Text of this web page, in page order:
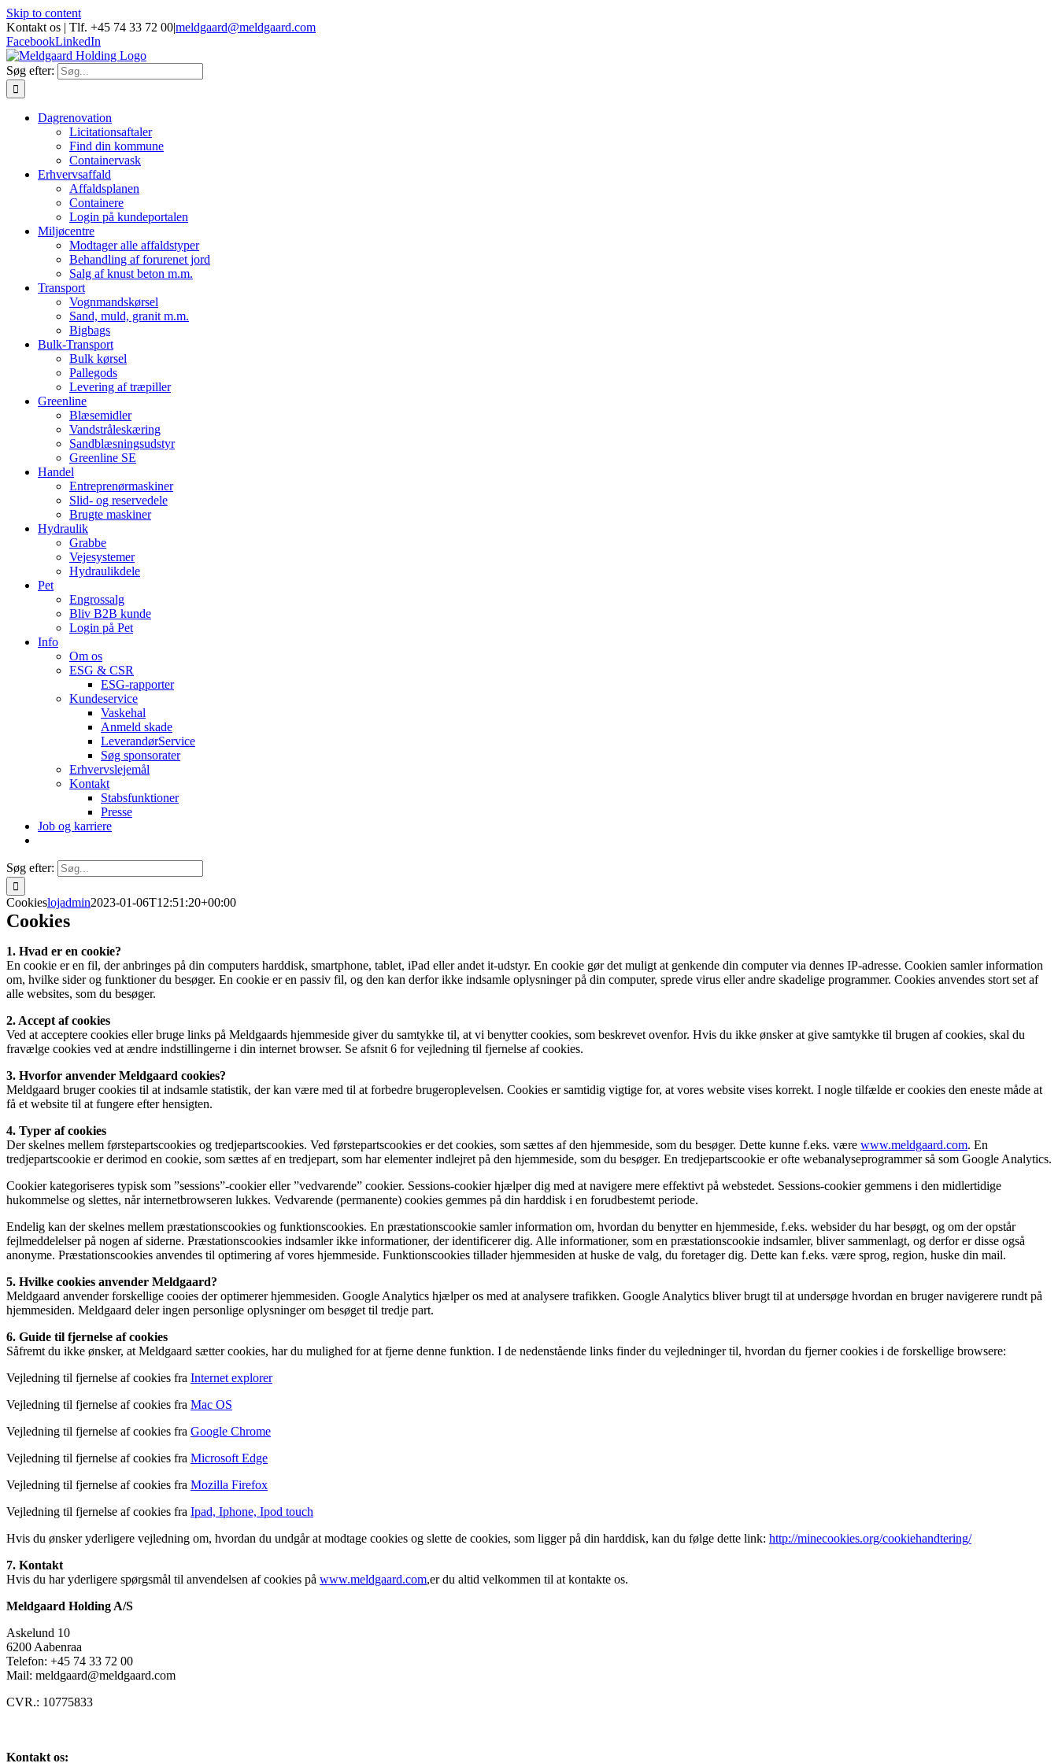
Skip to content
Kontakt os | Tlf. +45 74 33 72 00|meldgaard@meldgaard.com
FacebookLinkedIn
Søg efter:
Dagrenovation
Licitationsaftaler
Find din kommune
Containervask
Erhvervsaffald
Affaldsplanen
Containere
Login på kundeportalen
Miljøcentre
Modtager alle affaldstyper
Behandling af forurenet jord
Salg af knust beton m.m.
Transport
Vognmandskørsel
Sand, muld, granit m.m.
Bigbags
Bulk-Transport
Bulk kørsel
Pallegods
Levering af træpiller
Greenline
Blæsemidler
Vandstråleskæring
Sandblæsningsudstyr
Greenline SE
Handel
Entreprenørmaskiner
Slid- og reservedele
Brugte maskiner
Hydraulik
Grabbe
Vejesystemer
Hydraulikdele
Pet
Engrossalg
Bliv B2B kunde
Login på Pet
Info
Om os
ESG & CSR
ESG-rapporter
Kundeservice
Vaskehal
Anmeld skade
LeverandørService
Søg sponsorater
Erhvervslejemål
Kontakt
Stabsfunktioner
Presse
Job og karriere
Søg efter:
Cookieslojadmin2023-01-06T12:51:20+00:00
Cookies
1. Hvad er en cookie?
En cookie er en fil, der anbringes på din computers harddisk, smartphone, tablet, iPad eller andet it-udstyr. En cookie gør det muligt at genkende din computer via dennes IP-adresse. Cookien samler information
om, hvilke sider og funktioner du besøger. En cookie er en passiv fil, og den kan derfor ikke indsamle oplysninger på din computer, sprede virus eller andre skadelige programmer. Cookies anvendes stort set af
alle websites, som du besøger.
2. Accept af cookies
Ved at acceptere cookies eller bruge links på Meldgaards hjemmeside giver du samtykke til, at vi benytter cookies, som beskrevet ovenfor. Hvis du ikke ønsker at give samtykke til brugen af cookies, skal du
fravælge cookies ved at ændre indstillingerne i din internet browser. Se afsnit 6 for vejledning til fjernelse af cookies.
3. Hvorfor anvender Meldgaard cookies?
Meldgaard bruger cookies til at indsamle statistik, der kan være med til at forbedre brugeroplevelsen. Cookies er samtidig vigtige for, at vores website vises korrekt. I nogle tilfælde er cookies den eneste måde at
få et website til at fungere efter hensigten.
4. Typer af cookies
Der skelnes mellem førstepartscookies og tredjepartscookies. Ved førstepartscookies er det cookies, som sættes af den hjemmeside, som du besøger. Dette kunne f.eks. være www.meldgaard.com. En
tredjepartscookie er derimod en cookie, som sættes af en tredjepart, som har elementer indlejret på den hjemmeside, som du besøger. En tredjepartscookie er ofte webanalyseprogrammer så som Google Analytics.
Cookier kategoriseres typisk som ”sessions”-cookier eller ”vedvarende” cookier. Sessions-cookier hjælper dig med at navigere mere effektivt på webstedet. Sessions-cookier gemmens i den midlertidige
hukommelse og slettes, når internetbrowseren lukkes. Vedvarende (permanente) cookies gemmes på din harddisk i en forudbestemt periode.
Endelig kan der skelnes mellem præstationscookies og funktionscookies. En præstationscookie samler information om, hvordan du benytter en hjemmeside, f.eks. websider du har besøgt, og om der opstår
fejlmeddelelser på nogen af siderne. Præstationscookies indsamler ikke informationer, der identificerer dig. Alle informationer, som en præstationscookie indsamler, bliver sammenlagt, og derfor er disse også
anonyme. Præstationscookies anvendes til optimering af vores hjemmeside. Funktionscookies tillader hjemmesiden at huske de valg, du foretager dig. Dette kan f.eks. være sprog, region, huske din mail.
5. Hvilke cookies anvender Meldgaard?
Meldgaard anvender forskellige cooies der optimerer hjemmesiden. Google Analytics hjælper os med at analysere trafikken. Google Analytics bliver brugt til at undersøge hvordan en bruger navigerere rundt på
hjemmesiden. Meldgaard deler ingen personlige oplysninger om besøget til tredje part.
6. Guide til fjernelse af cookies
Såfremt du ikke ønsker, at Meldgaard sætter cookies, har du mulighed for at fjerne denne funktion. I de nedenstående links finder du vejledninger til, hvordan du fjerner cookies i de forskellige browsere:
Vejledning til fjernelse af cookies fra Internet explorer
Vejledning til fjernelse af cookies fra Mac OS
Vejledning til fjernelse af cookies fra Google Chrome
Vejledning til fjernelse af cookies fra Microsoft Edge
Vejledning til fjernelse af cookies fra Mozilla Firefox
Vejledning til fjernelse af cookies fra Ipad, Iphone, Ipod touch
Hvis du ønsker yderligere vejledning om, hvordan du undgår at modtage cookies og slette de cookies, som ligger på din harddisk, kan du følge dette link: http://minecookies.org/cookiehandtering/
7. Kontakt
Hvis du har yderligere spørgsmål til anvendelsen af cookies på www.meldgaard.com,er du altid velkommen til at kontakte os.
Meldgaard Holding A/S
Askelund 10
6200 Aabenraa
Telefon: +45 74 33 72 00
Mail: meldgaard@meldgaard.com
CVR.: 10775833
Kontakt os: